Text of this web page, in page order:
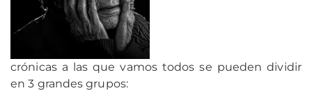
crónicas a las que vamos todos se pueden dividir
en 3 grandes grupos: